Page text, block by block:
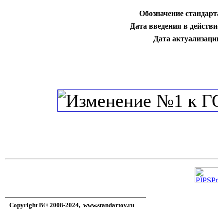
Обозначение
Дата введения в
Дата
Copyright В© 2008-2024, www.standartov.ru